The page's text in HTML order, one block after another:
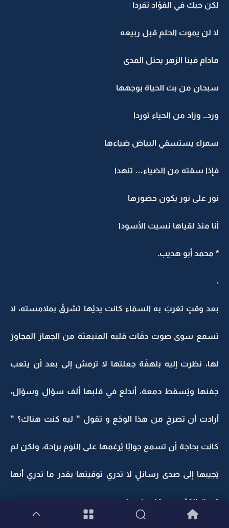
لكن حبك في الفؤاد تفردا
لا لن يموت الحلم قبل ربيعه
مادام فينا الزهر يحتل المدى
سبحان من بث الحياة بوجهها
ورد.. وزاد من الحياء توردا
سمراء يستسقي البياض ضياءها
فإذا سقته من الضياء… تنهدا
نور على نور يكون حضورها
أنا منذ لقياها نسيت الأسودا
* محمد أبو هديب.
،
بعد وقتٍ تغربُ به السمَاء كانت يديْها تشرقُ بملامسته، لا
تسمع سوى صوت دقَات قلبه المنبعثة من الجهاز المجاورُ
لها، نظرت إليه بلهفَة جعلتها لا ترمش إلى بعد أن يتعب
جفنها ويُسقط دمعة، أندلع في قلبها ألف سؤالٍ وسؤال،
أرادت أن تصرخ من هذا الوجَع و تقول " ليه كنت هناك؟ "
كانت بحاجة أن تسمع جوابًا يُرغمها على النوم براحة، ولكن لم
يُجيبها إلى صدى رسائلٍ لا تدري توقيتها بقدر ما تدري أنها
تحملُ الكثير من قلب فيصل.